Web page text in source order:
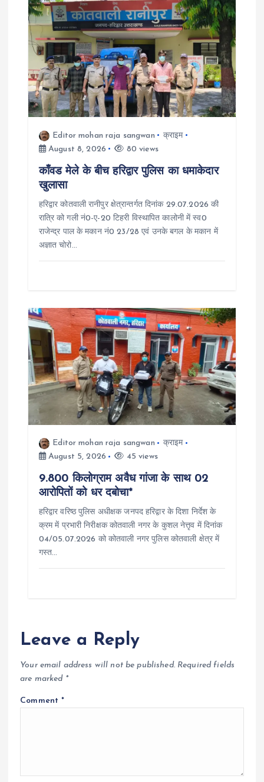
v
g
a
Editor mohan raja sangwan
क्राइम
August 8, 2026
80 views
काँवड मेले के बीच हरिद्वार पुलिस का धमाकेदार
खुलासा
हरिद्वार कोतवाली रानीपुर क्षेत्रान्तर्गत दिनांक 29.07.2026 की
रात्रि को गली नं0-ए-20 टिहरी विस्थापित कालोनी में स्व0
राजेन्द्र पाल के मकान नं0 23/28 एवं उनके बगल के मकान में
अज्ञात चोरो…
Editor mohan raja sangwan
क्राइम
August 5, 2026
45 views
9.800 किलोग्राम अवैध गांजा के साथ 02
आरोपितों को धर दबोचा*
हरिद्वार वरिष्ठ पुलिस अधीक्षक जनपद हरिद्वार के दिशा निर्देश के
क्रम में प्रभारी निरीक्षक कोतवाली नगर के कुशल नेत्तृव में दिनांक
04/05.07.2026 को कोतवाली नगर पुलिस कोतवाली क्षेत्र में
गस्त…
Leave a Reply
Your email address will not be published. Required fields
are marked *
Comment*